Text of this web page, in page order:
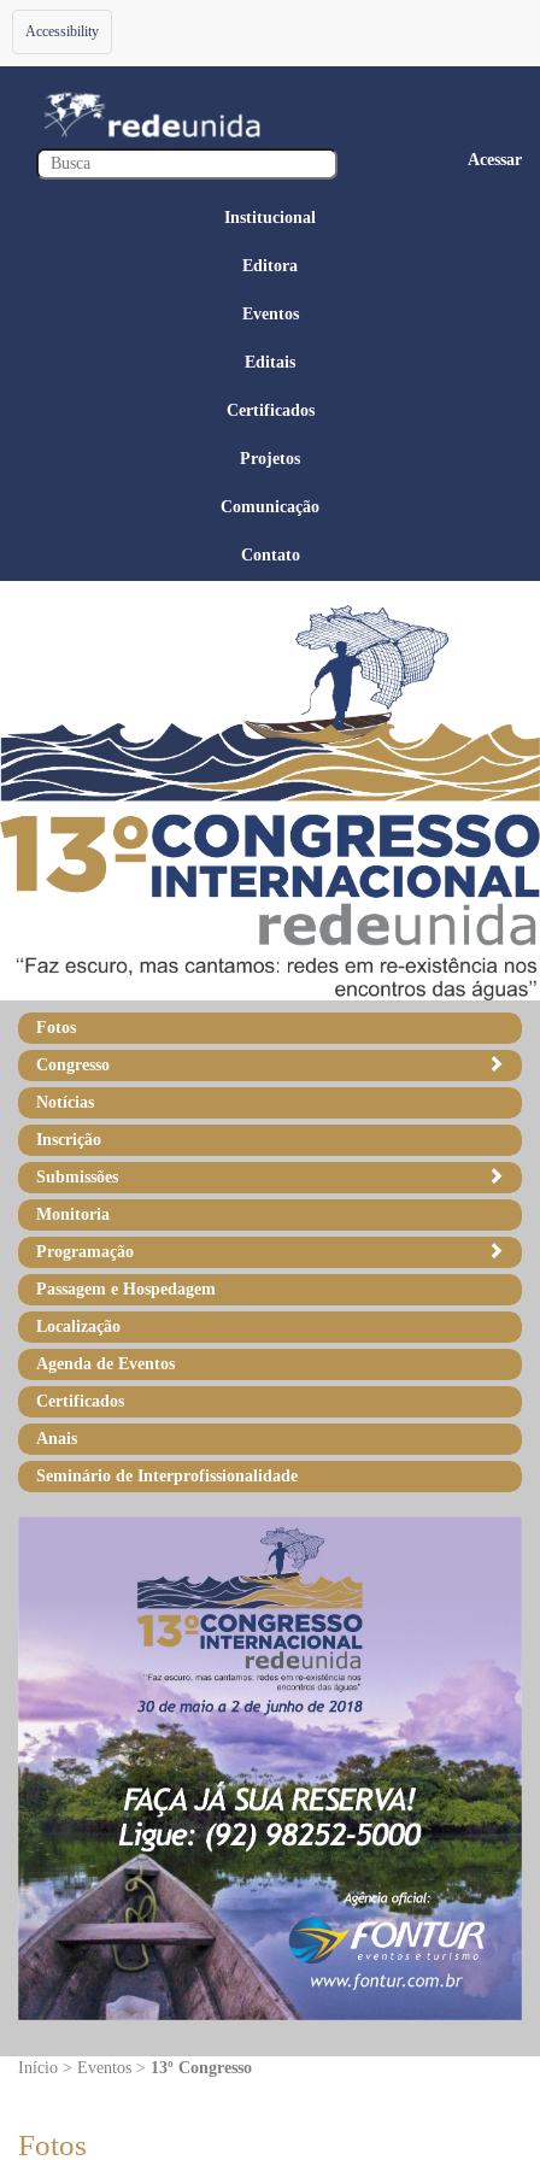
Toggle
navigation
Accessibility
Acessar
Institucional
Editora
Eventos
Editais
Certificados
Projetos
Comunicação
Contato
Fotos
Congresso
Notícias
Inscrição
Submissões
Monitoria
Programação
Passagem e Hospedagem
Localização
Agenda de Eventos
Certificados
Anais
Seminário de Interprofissionalidade
Início > Eventos > 13º Congresso
Fotos